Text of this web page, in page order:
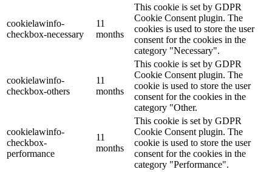
cookielawinfo-
checkbox-necessary
11
months
This cookie is set by GDPR
Cookie Consent plugin. The
cookies is used to store the user
consent for the cookies in the
category "Necessary".
cookielawinfo-
checkbox-others
11
months
This cookie is set by GDPR
Cookie Consent plugin. The
cookie is used to store the user
consent for the cookies in the
category "Other.
cookielawinfo-
checkbox-
performance
11
months
This cookie is set by GDPR
Cookie Consent plugin. The
cookie is used to store the user
consent for the cookies in the
category "Performance".